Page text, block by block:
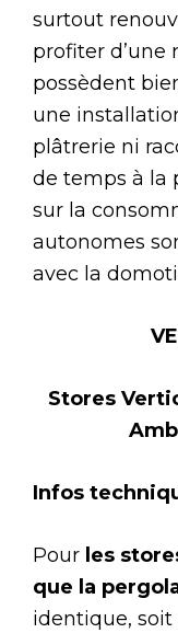
surtout
profiter d’une
possèdent
une
plâtrerie ni
de temps à la
sur la
autonomes
avec la
Stores
Infos
Pour les
que la
identique, soit